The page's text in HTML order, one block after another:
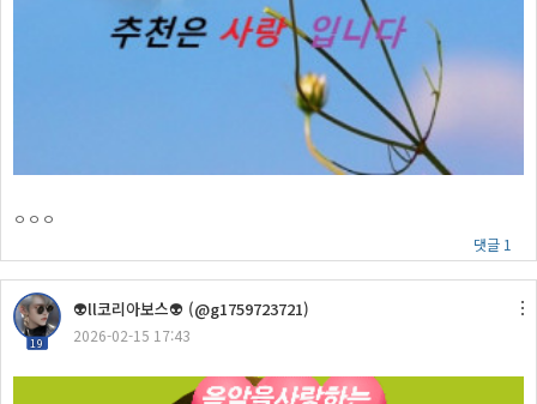
ㅇㅇㅇ
댓글 1
19
👽ll코리아보스👽 (@g1759723721)
2026-02-15 17:43